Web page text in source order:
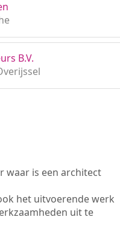
B.V.
waar is een architect
het uitvoerende werk
uit te